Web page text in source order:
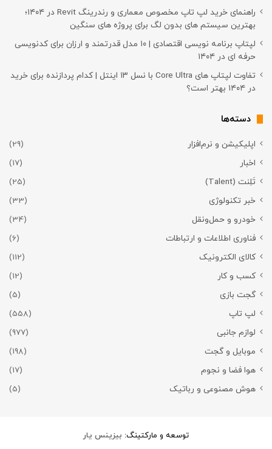
راهنمای خرید لپ تاپ مخصوص معماری و رندرینگ Revit در ۱۴۰۴؛
بهترین سیستم های بدون لگ برای پروژه های سنگین
لپتاپ برنامه نویسی اقتصادی | ۱۰ مدل قدرتمند و ارزان برای کدنویسی
حرفه ای در ۱۴۰۴
تفاوت لپتاپ های Core Ultra با نسل ۱۳ اینتل | کدام پردازنده برای خرید
در ۱۴۰۴ بهتر است؟
دسته‌ها
اپلیکیشن و نرم‌افزار
(29)
اخبار
(17)
تَلِنت (Talent)
(25)
خبر تکنولوژی
(33)
خودرو و حمل‌و‌نقل
(34)
فناوری اطلاعات و ارتباطات
(6)
کالای الکترونیک
(112)
کسب و کار
(12)
گجت بازی
(5)
لپ تاپ
(558)
لوازم جانبی
(977)
موبایل و گجت
(198)
هوا فضا و نجوم
(17)
هوش مصنوعی و رباتیک
(5)
توسعه و مارکتینگ: بیزینس یار